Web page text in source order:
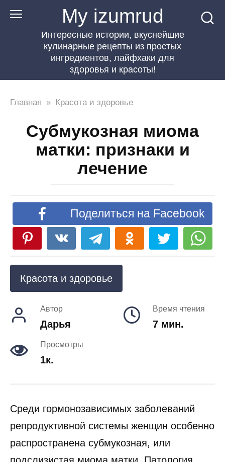
Перейти
My izumrud
Интересные истории, вкуснейшие
кулинарные рецепты из простых
ингредиентов, лайфхаки для
здоровья и красоты!
Главная » Красота и здоровье
Субмукозная миома
матки: признаки и
лечение
Поделиться на Facebook
Красота и здоровье
Автор
Дарья
Время чтения
7 мин.
Просмотры
1к.
Среди гормонозависимых заболеваний
репродуктивной системы женщин особенно
распространена субмукозная, или